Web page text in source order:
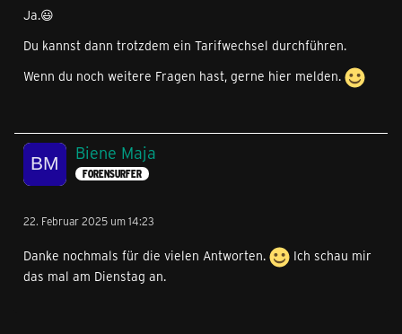
Ja.😃
Du kannst dann trotzdem ein Tarifwechsel durchführen.
Wenn du noch weitere Fragen hast, gerne hier melden.
Biene Maja
FORENSURFER
22. Februar 2025 um 14:23
Danke nochmals für die vielen Antworten.
Ich schau mir
das mal am Dienstag an.